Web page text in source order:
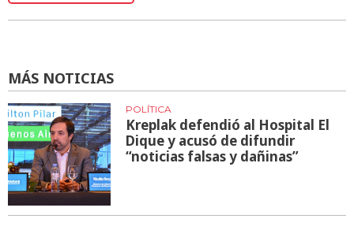
MÁS NOTICIAS
POLÍTICA
Kreplak defendió al Hospital El
Dique y acusó de difundir
“noticias falsas y dañinas”